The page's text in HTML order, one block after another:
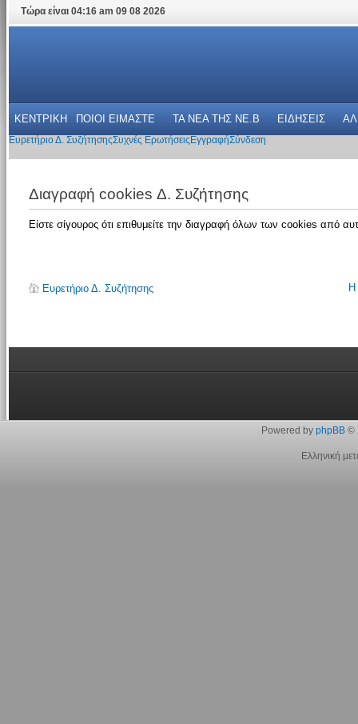
Τώρα είναι 04:16 am 09 08 2026
ΚΕΝΤΡΙΚΗ ΠΟΙΟΙ ΕΙΜΑΣΤΕ ΤΑ ΝΕΑ THΣ NE.B ΕΙΔΗΣΕΙΣ
Ευρετήριο Δ. ΣυζήτησηςΣυχνές Ερωτήσεις ΕγγραφήΣύνδεση
Διαγραφή cookies Δ. Συζήτησης
Είστε σίγουρος ότι επιθυμείτε την διαγραφή όλων των cookies από
Ευρετήριο Δ. Συζήτησης Η
Powered by phpBB©
Ελληνική